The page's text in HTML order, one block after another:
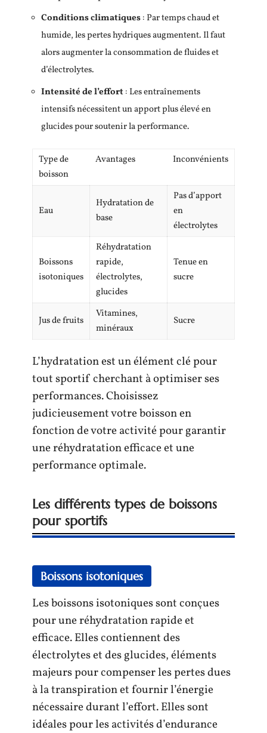
Conditions climatiques: Par temps chaud et
humide, les pertes hydriques augmentent. Il faut
alors augmenter la consommation de fluides et
d’électrolytes.
Intensité de l’effort: Les entraînements
intensifs nécessitent un apport plus élevé en
glucides pour soutenir la performance.
Type de
boisson
Avantages Inconvénients
Eau
Hydratation de
base
Pas d’apport
en
électrolytes
Boissons
isotoniques
Réhydratation
rapide,
électrolytes,
glucides
Tenue en
sucre
Jus de fruits
Vitamines,
minéraux
Sucre
L’hydratation est un élément clé pour
tout sportif cherchant à optimiser ses
performances. Choisissez
judicieusement votre boisson en
fonction de votre activité pour garantir
une réhydratation efficace et une
performance optimale.
Les différents types de boissons
pour sportifs
Boissons isotoniques
Les boissons isotoniques sont conçues
pour une réhydratation rapide et
efficace. Elles contiennent des
électrolytes et des glucides, éléments
majeurs pour compenser les pertes dues
à la transpiration et fournir l’énergie
nécessaire durant l’effort. Elles sont
idéales pour les activités d’endurance